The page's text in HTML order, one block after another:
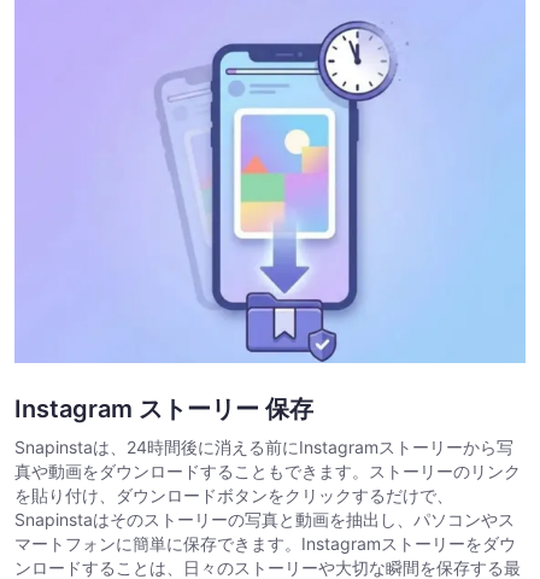
Instagram ストーリー 保存
Snapinstaは、24時間後に消える前にInstagramストーリーから写
真や動画をダウンロードすることもできます。ストーリーのリンク
を貼り付け、ダウンロードボタンをクリックするだけで、
Snapinstaはそのストーリーの写真と動画を抽出し、パソコンやス
マートフォンに簡単に保存できます。Instagramストーリーをダウ
ンロードすることは、日々のストーリーや大切な瞬間を保存する最